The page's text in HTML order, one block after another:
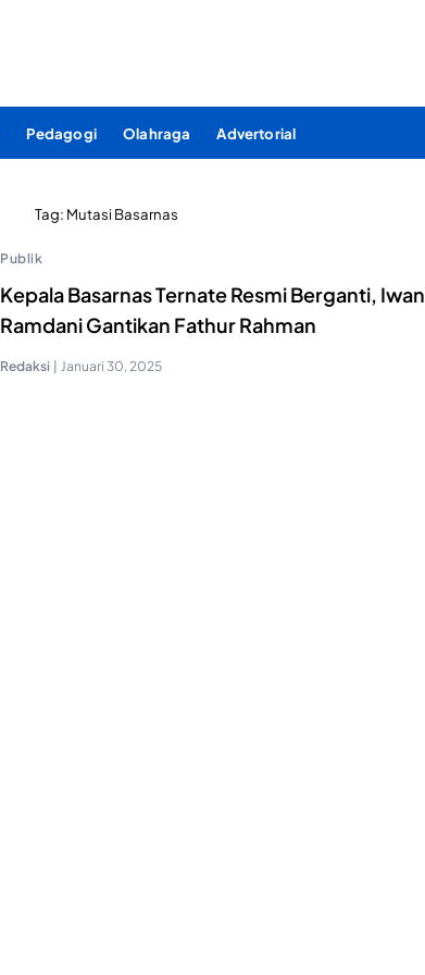
Pedagogi Olahraga Advertorial
Tag: Mutasi Basarnas
Publik
Kepala Basarnas Ternate Resmi Berganti, Iwan
Ramdani Gantikan Fathur Rahman
Redaksi | Januari 30, 2025